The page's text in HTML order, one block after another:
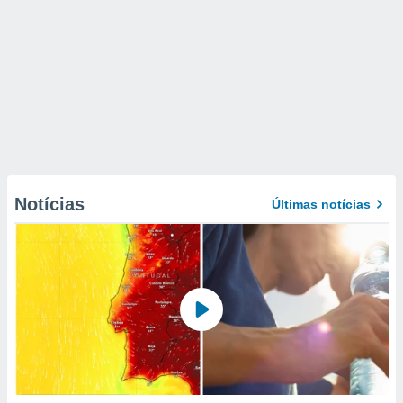
Notícias Últimas notícias